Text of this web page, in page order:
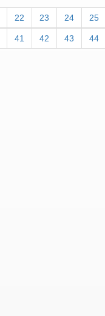
22 23 24 25
41 42 43 44